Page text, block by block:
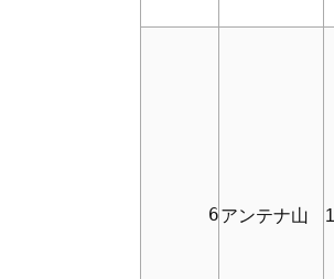
      6
アンテナ山